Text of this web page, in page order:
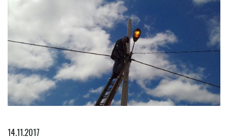
14.11.2017